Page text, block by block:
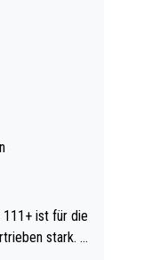
stark. U